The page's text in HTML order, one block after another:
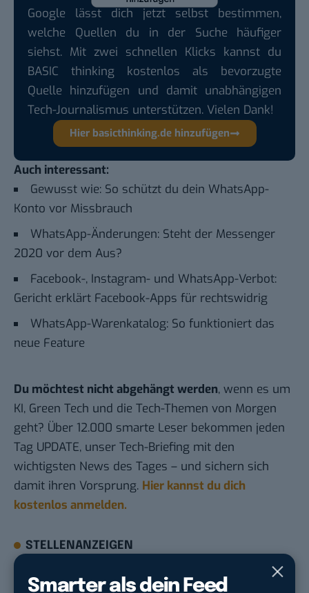
Smarter als dein Feed
Google lässt dich jetzt selbst bestimmen,
welche Quellen du in der Suche häufiger
siehst. Mit zwei schnellen Klicks kannst du
BASIC thinking kostenlos als bevorzugte
Quelle hinzufügen und damit unabhängigen
Tech-Journalismus unterstützen. Vielen Dank!
Hier basicthinking.de hinzufügen
Auch interessant:
Gewusst wie: So schützt du dein WhatsApp-
Konto vor Missbrauch
WhatsApp-Änderungen: Steht der Messenger
2020 vor dem Aus?
Facebook-, Instagram- und WhatsApp-Verbot:
Gericht erklärt Facebook-Apps für rechtswidrig
WhatsApp-Warenkatalog: So funktioniert das
neue Feature
Du möchtest nicht abgehängt werden, wenn es um
KI, Green Tech und die Tech-Themen von Morgen
geht? Über 12.000 smarte Leser bekommen jeden
Tag UPDATE, unser Tech-Briefing mit den
wichtigsten News des Tages – und sichern sich
damit ihren Vorsprung. Hier kannst du dich
kostenlos anmelden.
STELLENANZEIGEN
Social Media Content Creator (m/w/d)